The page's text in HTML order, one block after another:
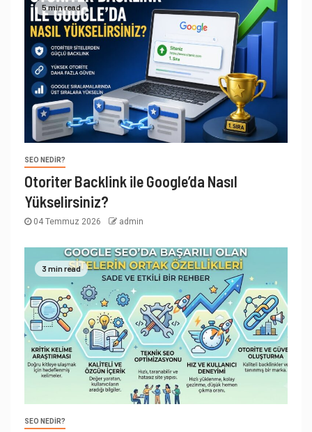
5 min read
SEO NEDIR?
Otoriter Backlink ile Google’da Nasıl
Yükselirsiniz?
04 Temmuz 2026 admin
3 min read
SEO NEDIR?